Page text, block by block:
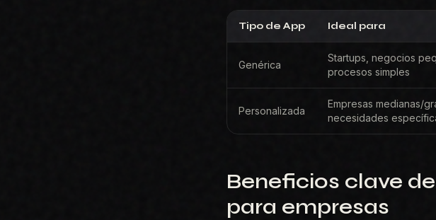
Tipo de App Ideal para
Genérica
Startups, negocios
procesos simples
Personalizada
Empresas medianas/
necesidades
Beneficios clave
para empresas